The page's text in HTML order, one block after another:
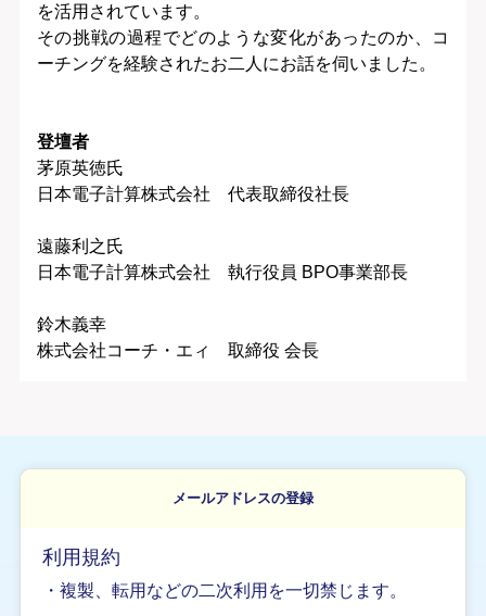
を活用されています。
その挑戦の過程でどのような変化があったのか、コ
ーチングを経験されたお二人にお話を伺いました。
登壇者
茅原英徳氏
日本電子計算株式会社 代表取締役社長
遠藤利之氏
日本電子計算株式会社 執行役員 BPO事業部長
鈴木義幸
株式会社コーチ・エィ 取締役 会長
メールアドレスの登録
利用規約
・複製、転用などの二次利用を一切禁じます。